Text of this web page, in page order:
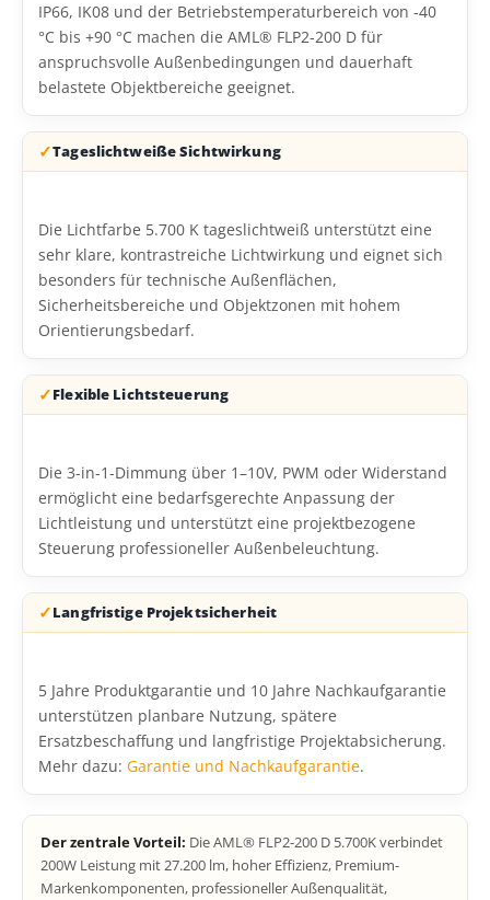
IP66, IK08 und der Betriebstemperaturbereich von -40
°C bis +90 °C machen die AML® FLP2-200 D für
anspruchsvolle Außenbedingungen und dauerhaft
belastete Objektbereiche geeignet.
Tageslichtweiße Sichtwirkung
Die Lichtfarbe 5.700 K tageslichtweiß unterstützt eine
sehr klare, kontrastreiche Lichtwirkung und eignet sich
besonders für technische Außenflächen,
Sicherheitsbereiche und Objektzonen mit hohem
Orientierungsbedarf.
Flexible Lichtsteuerung
Die 3-in-1-Dimmung über 1–10V, PWM oder Widerstand
ermöglicht eine bedarfsgerechte Anpassung der
Lichtleistung und unterstützt eine projektbezogene
Steuerung professioneller Außenbeleuchtung.
Langfristige Projektsicherheit
5 Jahre Produktgarantie und 10 Jahre Nachkaufgarantie
unterstützen planbare Nutzung, spätere
Ersatzbeschaffung und langfristige Projektabsicherung.
Mehr dazu: Garantie und Nachkaufgarantie.
Der zentrale Vorteil: Die AML® FLP2-200 D 5.700K verbindet
200W Leistung mit 27.200 lm, hoher Effizienz, Premium-
Markenkomponenten, professioneller Außenqualität,